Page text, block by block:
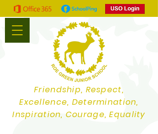
Friendship, Respect,
Excellence, Determination,
Inspiration, Courage, Equality